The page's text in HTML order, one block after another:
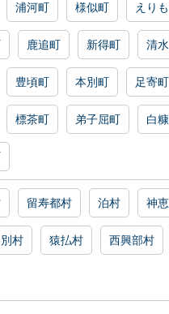
浦河町 様似町 えり
鹿追町 新得町 清
豊頃町 本別町 足寄町
標茶町 弟子屈町 白
留寿都村 泊村 神
村 猿払村 西興部村